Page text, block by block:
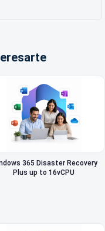
365 Disaster Recovery
Plus up to 16vCPU